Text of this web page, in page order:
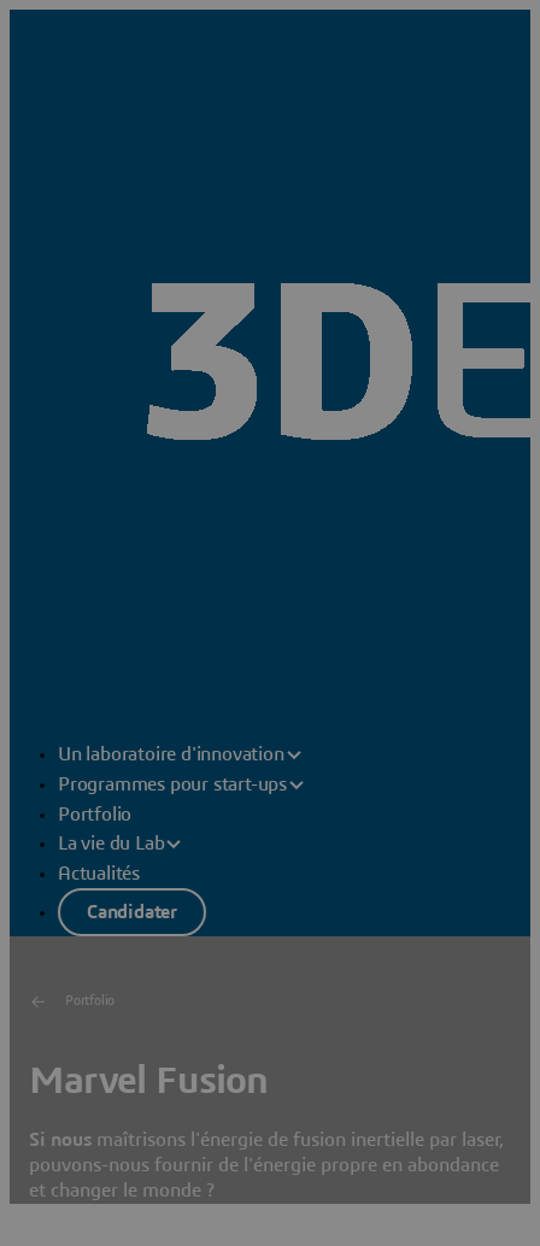
Un laboratoire d'innovation
Programmes pour start-ups
Portfolio
La vie du Lab
Actualités
Candidater
Portfolio
Marvel Fusion
Si nous maîtrisons l'énergie de fusion inertielle par laser,
pouvons-nous fournir de l'énergie propre en abondance
et changer le monde ?